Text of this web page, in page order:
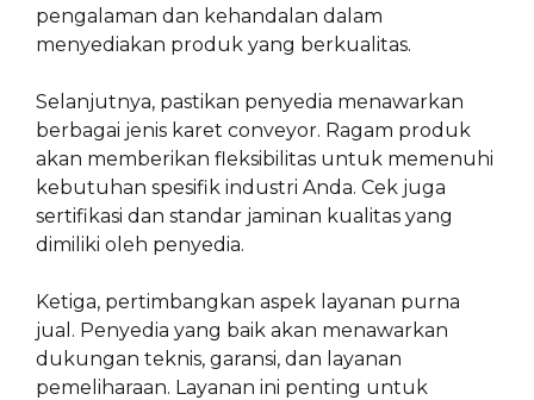
pengalaman dan kehandalan dalam
menyediakan produk yang berkualitas.
Selanjutnya, pastikan penyedia menawarkan
berbagai jenis karet conveyor. Ragam produk
akan memberikan fleksibilitas untuk memenuhi
kebutuhan spesifik industri Anda. Cek juga
sertifikasi dan standar jaminan kualitas yang
dimiliki oleh penyedia.
Ketiga, pertimbangkan aspek layanan purna
jual. Penyedia yang baik akan menawarkan
dukungan teknis, garansi, dan layanan
pemeliharaan. Layanan ini penting untuk